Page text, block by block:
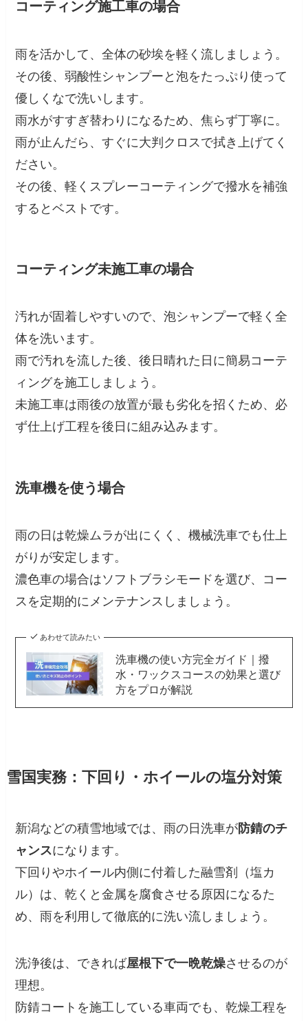
コーティング施工車の場合
雨を活かして、全体の砂埃を軽く流しましょう。
その後、弱酸性シャンプーと泡をたっぷり使って
優しくなで洗いします。
雨水がすすぎ替わりになるため、焦らず丁寧に。
雨が止んだら、すぐに大判クロスで拭き上げてく
ださい。
その後、軽くスプレーコーティングで撥水を補強
するとベストです。
コーティング未施工車の場合
汚れが固着しやすいので、泡シャンプーで軽く全
体を洗います。
雨で汚れを流した後、後日晴れた日に簡易コーテ
ィングを施工しましょう。
未施工車は雨後の放置が最も劣化を招くため、必
ず仕上げ工程を後日に組み込みます。
洗車機を使う場合
雨の日は乾燥ムラが出にくく、機械洗車でも仕上
がりが安定します。
濃色車の場合はソフトブラシモードを選び、コー
スを定期的にメンテナンスしましょう。
あわせて読みたい
洗車機の使い方完全ガイド｜撥
水・ワックスコースの効果と選び
方をプロが解説
雪国実務：下回り・ホイールの塩分対策
新潟などの積雪地域では、雨の日洗車が防錆のチ
ャンスになります。
下回りやホイール内側に付着した融雪剤（塩カ
ル）は、乾くと金属を腐食させる原因になるた
め、雨を利用して徹底的に洗い流しましょう。
洗浄後は、できれば屋根下で一晩乾燥させるのが
理想。
防錆コートを施工している車両でも、乾燥工程を